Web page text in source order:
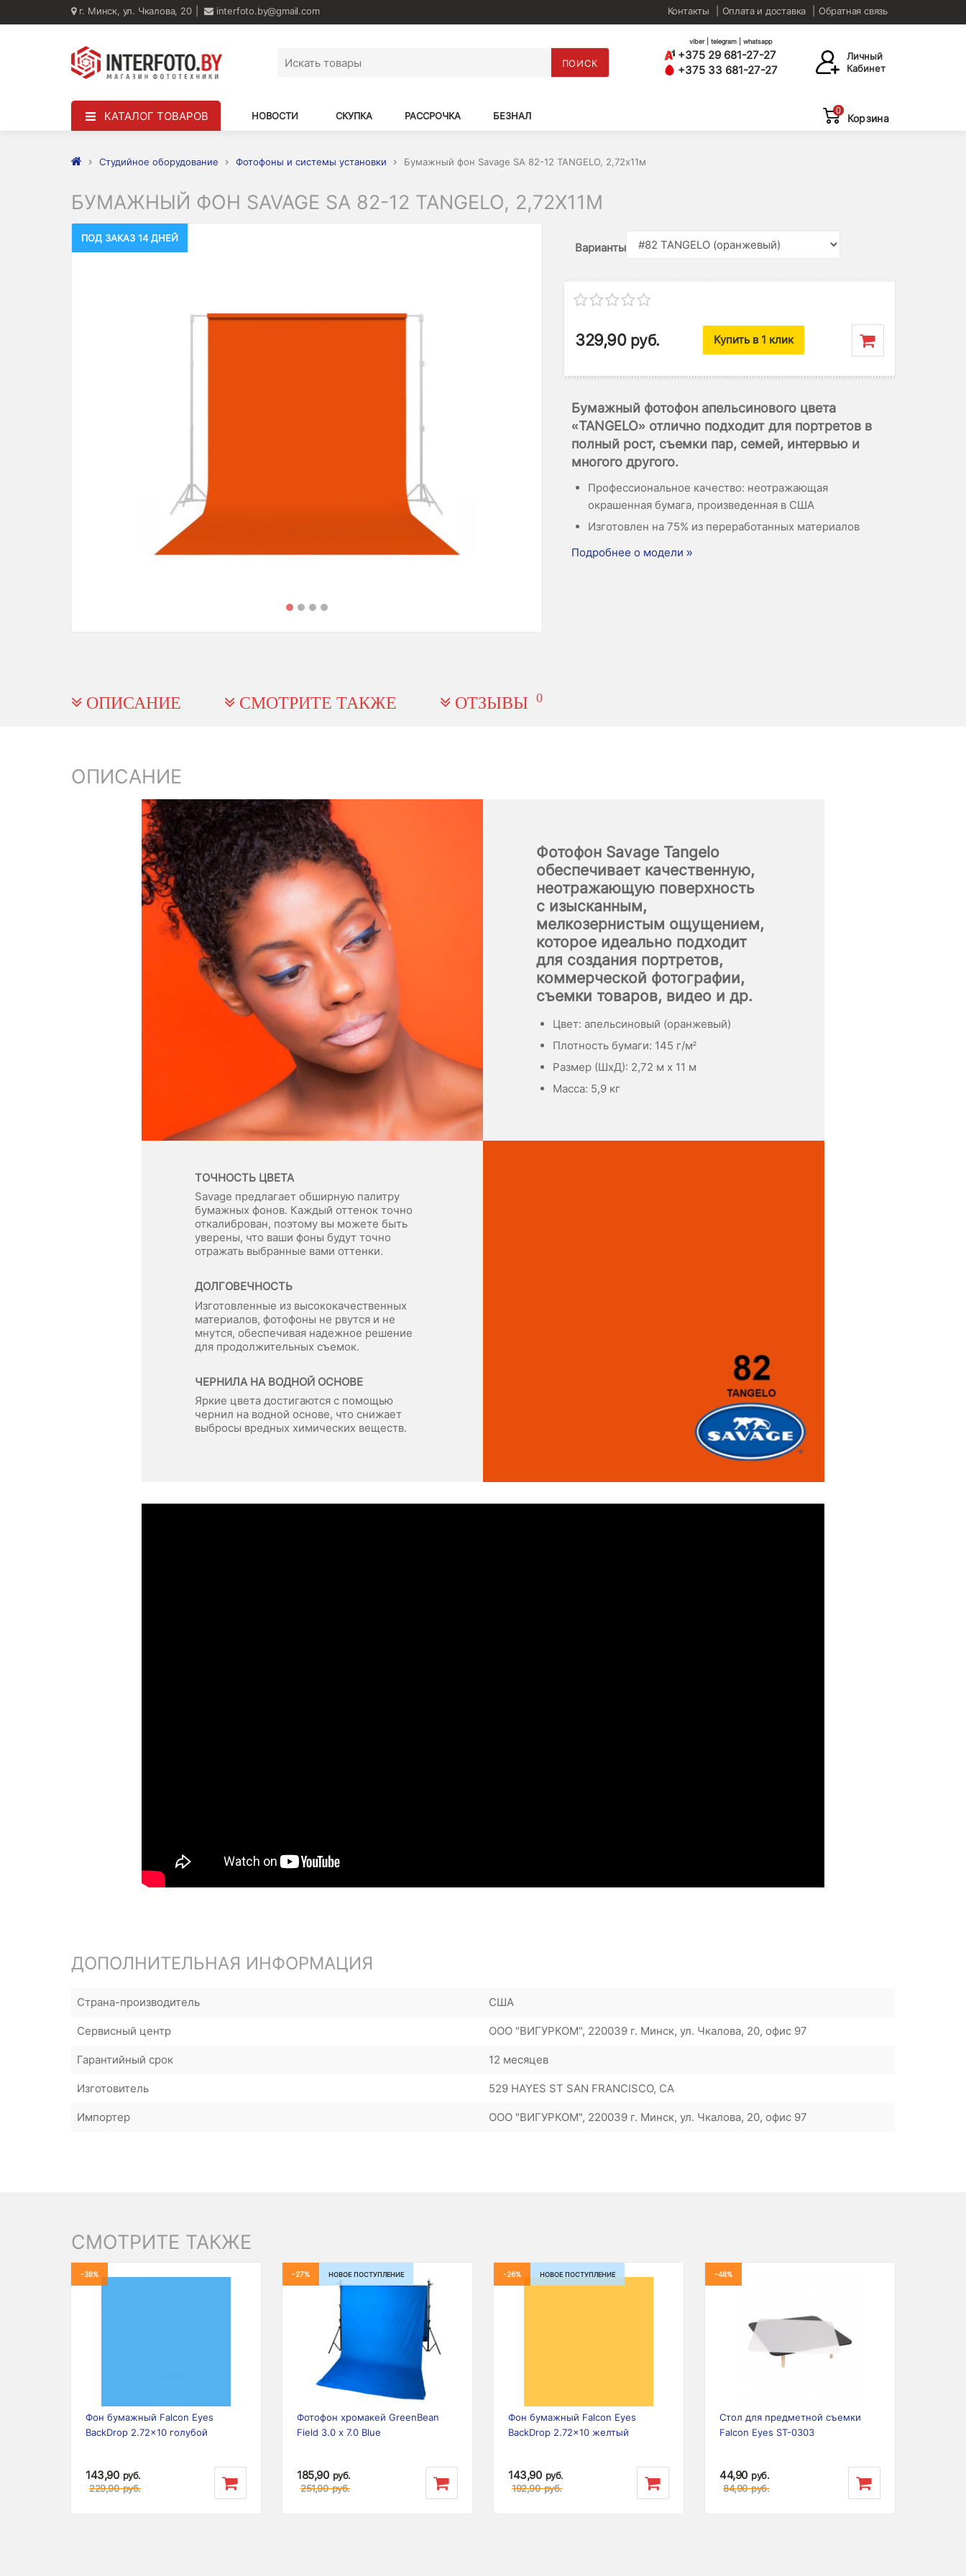
г. Минск, ул. Чкалова, 20 interfoto.by@gmail.com Контакты Оплата и доставка Обратная связь
ПОИСК
viber | telegram | whatsapp
+375 29 681-27-27
+375 33 681-27-27
Личный
Кабинет
КАТАЛОГ ТОВАРОВ НОВОСТИ СКУПКА РАССРОЧКА БЕЗНАЛ 0
Корзина
Студийное оборудование Фотофоны и системы установки Бумажный фон Savage SA 82-12 TANGELO, 2,72х11м
БУМАЖНЫЙ ФОН SAVAGE SA 82-12 TANGELO, 2,72Х11М
ПОД ЗАКАЗ 14 ДНЕЙ
Варианты
329,90 руб. Купить в 1 клик
Бумажный фотофон апельсинового цвета
«TANGELO» отлично подходит для портретов в
полный рост, съемки пар, семей, интервью и
многого другого.
Профессиональное качество: неотражающая
окрашенная бумага, произведенная в США
Изготовлен на 75% из переработанных материалов
Подробнее о модели »
ОПИСАНИЕ СМОТРИТЕ ТАКЖЕ ОТЗЫВЫ 0
ОПИСАНИЕ
Фотофон Savage Tangelo
обеспечивает качественную,
неотражающую поверхность
с изысканным,
мелкозернистым ощущением,
которое идеально подходит
для создания портретов,
коммерческой фотографии,
съемки товаров, видео и др.
Цвет: апельсиновый (оранжевый)
Плотность бумаги: 145 г/м²
Размер (ШхД): 2,72 м x 11 м
Масса: 5,9 кг
ТОЧНОСТЬ ЦВЕТА
Savage предлагает обширную палитру
бумажных фонов. Каждый оттенок точно
откалиброван, поэтому вы можете быть
уверены, что ваши фоны будут точно
отражать выбранные вами оттенки.
ДОЛГОВЕЧНОСТЬ
Изготовленные из высококачественных
материалов, фотофоны не рвутся и не
мнутся, обеспечивая надежное решение
для продолжительных съемок.
ЧЕРНИЛА НА ВОДНОЙ ОСНОВЕ
Яркие цвета достигаются с помощью
чернил на водной основе, что снижает
выбросы вредных химических веществ.
ДОПОЛНИТЕЛЬНАЯ ИНФОРМАЦИЯ
Страна-производитель США
Сервисный центр ООО "ВИГУРКОМ", 220039 г. Минск, ул. Чкалова, 20, офис 97
Гарантийный срок 12 месяцев
Изготовитель 529 HAYES ST SAN FRANCISCO, CA
Импортер ООО "ВИГУРКОМ", 220039 г. Минск, ул. Чкалова, 20, офис 97
СМОТРИТЕ ТАКЖЕ
-38%
Фон бумажный Falcon Eyes
BackDrop 2.72x10 голубой
143,90 руб.
229,90 руб.
-27% НОВОЕ ПОСТУПЛЕНИЕ
Previous
Фотофон хромакей GreenBean
Field 3.0 х 7.0 Blue
185,90 руб.
251,90 руб.
-26% НОВОЕ ПОСТУПЛЕНИЕ
Фон бумажный Falcon Eyes
BackDrop 2.72x10 желтый
143,90 руб.
192,90 руб.
-48%
Previous
Стол для предметной съемки
Falcon Eyes ST-0303
44,90 руб.
84,90 руб.